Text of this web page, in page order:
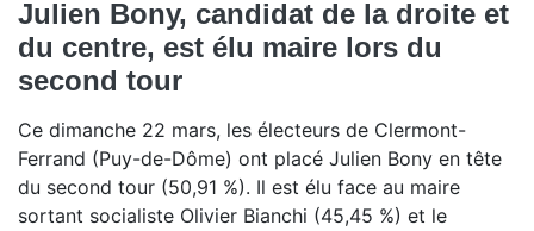
Julien Bony, candidat de la droite et
du centre, est élu maire lors du
second tour
Ce dimanche 22 mars, les électeurs de Clermont-
Ferrand (Puy-de-Dôme) ont placé Julien Bony en tête
du second tour (50,91 %). Il est élu face au maire
sortant socialiste Olivier Bianchi (45,45 %) et le